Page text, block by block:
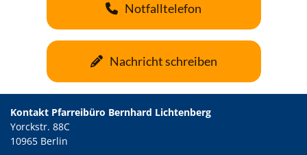
Notfalltelefon
Nachricht schreiben
Kontakt Pfarreibüro Bernhard Lichtenberg
Yorckstr. 88C
10965 Berlin